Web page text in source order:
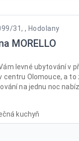
31, , Hodolany
MORELLO
levné ubytování v
centru Olomouce, a to
na jednu noc
téměř v centru
Holého, naproti
kuchyň